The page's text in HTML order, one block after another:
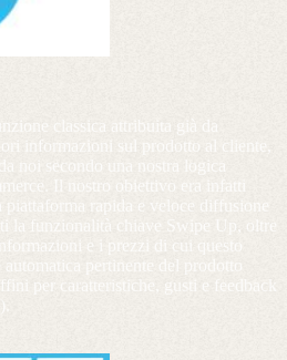
classica attribuita già da
informazioni sul prodotto al cliente,
noi secondo una nostra logica
Il nostro obiettivo era infatti
rapida e veloce diffusione
la funzionalità chiave Swipe Up, oltre
e i prezzi di cui questo
pertinente del prodotto
per caratteristiche, gusti e feedback